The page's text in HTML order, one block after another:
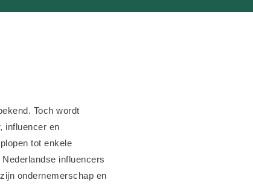
Toch wordt
influencer en
tot enkele
influencers
ondernemerschap en